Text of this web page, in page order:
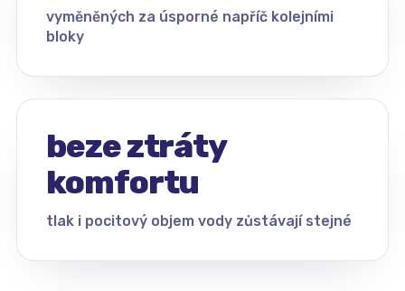
vyměněných za úsporné napříč kolejními
bloky
beze ztráty
komfortu
tlak i pocitový objem vody zůstávají stejné